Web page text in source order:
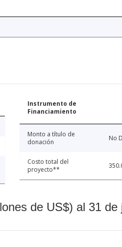
Instrumento de
Financiamiento
Monto a título de
donación
No
Costo total del
proyecto**
de US$) al 31 de